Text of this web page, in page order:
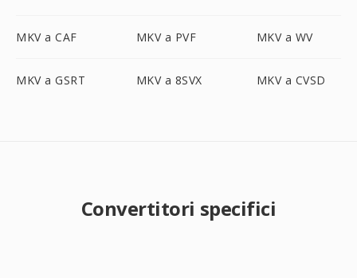
MKV a CAF MKV a PVF MKV a WV
MKV a GSRT MKV a 8SVX MKV a CVSD
Convertitori specifici